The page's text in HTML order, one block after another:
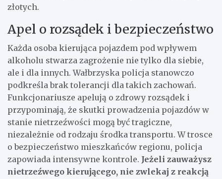
złotych.
Apel o rozsądek i bezpieczeństwo
Każda osoba kierująca pojazdem pod wpływem
alkoholu stwarza zagrożenie nie tylko dla siebie,
ale i dla innych. Wałbrzyska policja stanowczo
podkreśla brak tolerancji dla takich zachowań.
Funkcjonariusze apelują o zdrowy rozsądek i
przypominają, że skutki prowadzenia pojazdów w
stanie nietrzeźwości mogą być tragiczne,
niezależnie od rodzaju środka transportu. W trosce
o bezpieczeństwo mieszkańców regionu, policja
zapowiada intensywne kontrole. Jeżeli zauważysz
nietrzeźwego kierującego, nie zwlekaj z reakcją